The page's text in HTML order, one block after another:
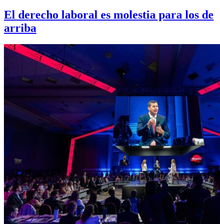
El derecho laboral es molestia para los de
arriba